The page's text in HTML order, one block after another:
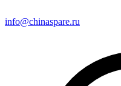
info@chinaspare.ru